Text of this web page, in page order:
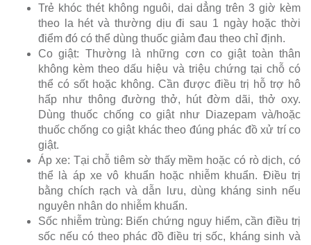
Trẻ khóc thét không nguôi, dai dẳng trên 3 giờ kèm
theo la hét và thường dịu đi sau 1 ngày hoặc thời
điểm đó có thể dùng thuốc giảm đau theo chỉ định.
Co giật: Thường là những cơn co giật toàn thân
không kèm theo dấu hiệu và triệu chứng tại chỗ có
thể có sốt hoặc không. Cần được điều trị hỗ trợ hô
hấp như thông đường thở, hút đờm dãi, thở oxy.
Dùng thuốc chống co giật như Diazepam và/hoặc
thuốc chống co giật khác theo đúng phác đồ xử trí co
giật.
Áp xe: Tại chỗ tiêm sờ thấy mềm hoặc có rò dịch, có
thể là áp xe vô khuẩn hoặc nhiễm khuẩn. Điều trị
bằng chích rạch và dẫn lưu, dùng kháng sinh nếu
nguyên nhân do nhiễm khuẩn.
Sốc nhiễm trùng: Biến chứng nguy hiểm, cần điều trị
sốc nếu có theo phác đồ điều trị sốc, kháng sinh và